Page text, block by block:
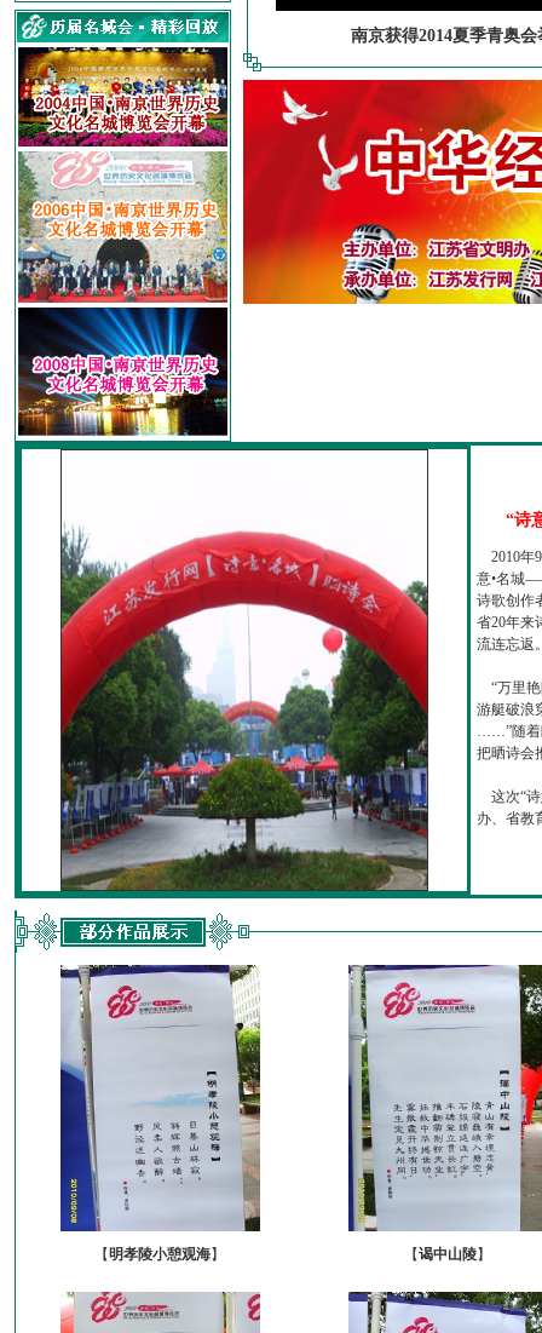
南京获得2014夏季青奥会
“诗
2010年
意•名城
诗歌创作
省20年来
流连忘返
“万里艳
游艇破浪
……”随着
把晒诗会
这次“诗
办、省教
【明孝陵小憩观海】 【谒中山陵】